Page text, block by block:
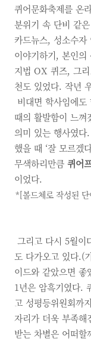
퀴어문화축제를 온
분위기 속 단비 같
카드뉴스, 성소수자
이야기하기, 본인의
지법 OX 퀴즈, 그
천도 있었다. 작년
비대면 학사임에
때의 활발함이 느껴
의미 있는 행사였
했을 때 ‘잘 모르겠
무색하리만큼 퀴어
이었다.
*[볼드체로 작성된
그리고 다시 5월
도 다가오고 있다.(
이드와 같았으면
1년은 암흑기였다.
고 성평등위원회까
자리가 더욱 부족해
받는 차별은 어떠할